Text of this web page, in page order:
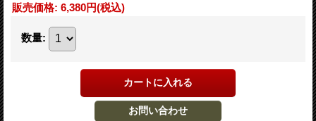
販売価格: 6,380円(税込)
数量: